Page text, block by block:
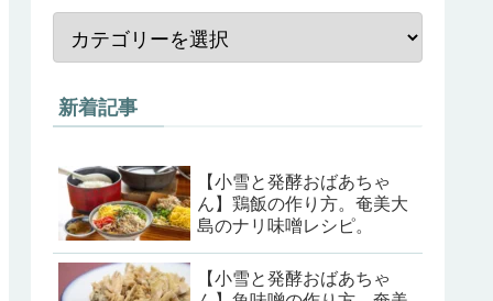
新着記事
【小雪と発酵おばあちゃ
ん】鶏飯の作り方。奄美大
島のナリ味噌レシピ。
【小雪と発酵おばあちゃ